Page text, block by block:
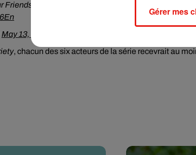
Friends are back. Stream the
May 13, 2021
, chacun des six acteurs de la série recevrait au
Gérer mes